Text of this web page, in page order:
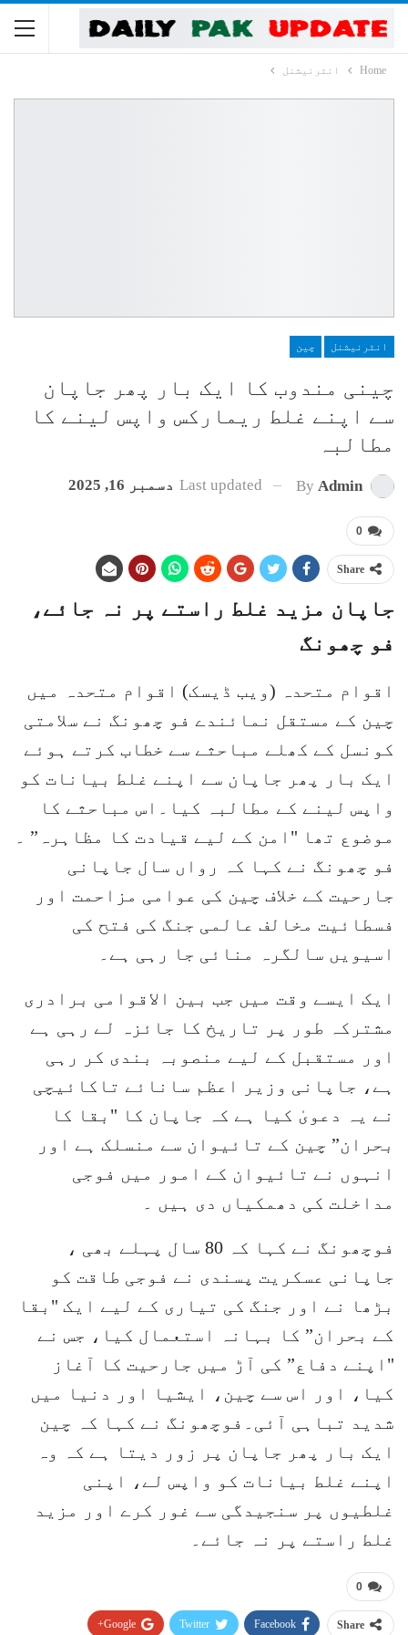
Home انٹرنیشنل
انٹرنیشنل چین
چینی مندوب کا ایک بار پھر جاپان
سے اپنے غلط ریمارکس واپس لینے کا
مطالبہ
By Admin
Last updated دسمبر 16, 2025
0
Share
جاپان مزید غلط راستے پر نہ جائے،
فو چھونگ
اقوام متحدہ (ویب ڈیسک) اقوام متحدہ میں
چین کے مستقل نمائندے فو چھونگ نے سلامتی
کونسل کے کھلے مباحثے سے خطاب کرتے ہوئے
ایک بار پھر جاپان سے اپنے غلط بیانات کو
واپس لینے کے مطالبہ کیا۔اس مباحثے کا
موضوع تھا "امن کے لیے قیادت کا مظاہرہ” ۔
فو چھونگ نے کہا کہ رواں سال جاپانی
جارحیت کے خلاف چین کی عوامی مزاحمت اور
فسطائیت مخالف عالمی جنگ کی فتح کی
اسیویں سالگرہ منائی جا رہی ہے۔
ایک ایسے وقت میں جب بین الاقوامی برادری
مشترکہ طور پر تاریخ کا جائزہ لے رہی ہے
اور مستقبل کے لیے منصوبہ بندی کر رہی
ہے، جاپانی وزیر اعظم سانائے تاکائیچی
نے یہ دعویٰ کیا ہے کہ جاپان کا "بقا کا
بحران” چین کے تائیوان سے منسلک ہے اور
انہوں نے تائیوان کے امور میں فوجی
مداخلت کی دھمکیاں دی ہیں ۔
فوچھونگ نے کہا کہ 80 سال پہلے بھی ،
جاپانی عسکریت پسندی نے فوجی طاقت کو
بڑھا نے اور جنگ کی تیاری کے لیے ایک "بقا
کے بحران” کا بہانہ استعمال کیا، جس نے
"اپنے دفاع” کی آڑ میں جارحیت کا آغاز
کیا، اور اس سے چین، ایشیا اور دنیا میں
شدید تباہی آئی۔فوچھونگ نے کہا کہ چین
ایک بار پھر جاپان پر زور دیتا ہے کہ وہ
اپنے غلط بیانات کو واپس لے، اپنی
غلطیوں پر سنجیدگی سے غور کرے اور مزید
غلط راستے پر نہ جائے۔
0
Share
Facebook
Twitter
Google+